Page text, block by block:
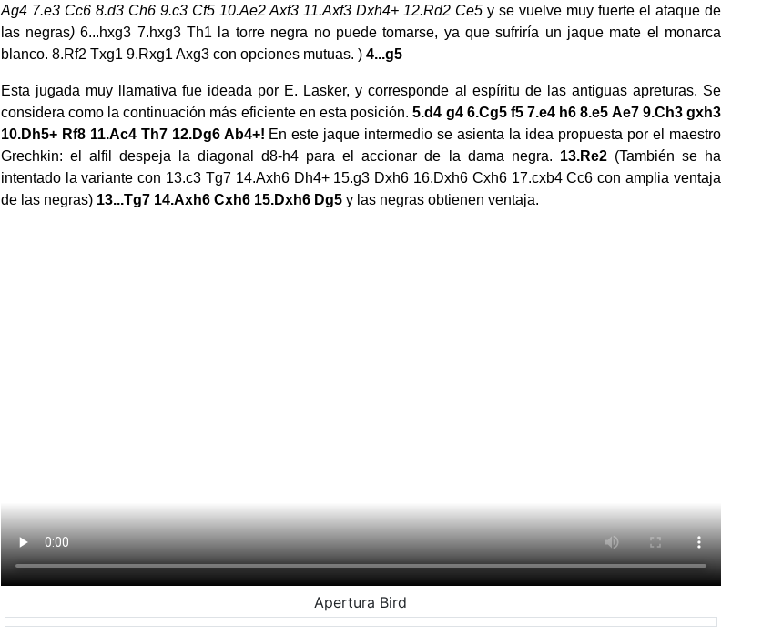
Ag4 7.e3 Cc6 8.d3 Ch6 9.c3 Cf5 10.Ae2 Axf3 11.Axf3 Dxh4+ 12.Rd2 Ce5 y se vuelve muy fuerte el ataque de
las negras)6...hxg3 7.hxg3 Th1 la torre negra no puede tomarse, ya que sufriría un jaque mate el monarca
blanco. 8.Rf2 Txg1 9.Rxg1 Axg3 con opciones mutuas. ) 4...g5
Esta jugada muy llamativa fue ideada por E. Lasker, y corresponde al espíritu de las antiguas apreturas. Se
considera como la continuación más eficiente en esta posición.5.d4 g4 6.Cg5 f5 7.e4 h6 8.e5 Ae7 9.Ch3 gxh3
10.Dh5+ Rf8 11.Ac4 Th7 12.Dg6 Ab4+! En este jaque intermedio se asienta la idea propuesta por el maestro
Grechkin: el alfil despeja la diagonal d8-h4 para el accionar de la dama negra. 13.Re2 (También se ha
intentado la variante con 13.c3 Tg7 14.Axh6 Dh4+ 15.g3 Dxh6 16.Dxh6 Cxh6 17.cxb4 Cc6 con amplia ventaja
de las negras) 13...Tg7 14.Axh6 Cxh6 15.Dxh6 Dg5 y las negras obtienen ventaja.
Apertura Bird